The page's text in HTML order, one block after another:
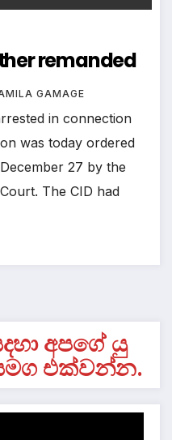
remanded
GAMAGE
in connection
was today ordered
27 by the
The CID had
අපගේ යු
එක්වන්න.